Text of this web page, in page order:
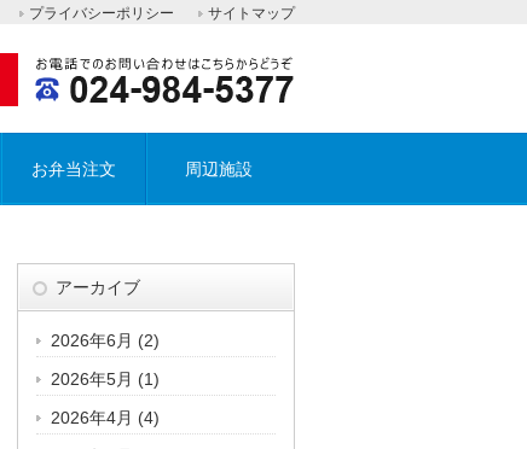
プライバシーポリシー サイトマップ
お弁当注文 周辺施設
アーカイブ
2026年6月 (2)
2026年5月 (1)
2026年4月 (4)